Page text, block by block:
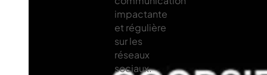
impactante
et régulière
sur les
réseaux
sociaux.